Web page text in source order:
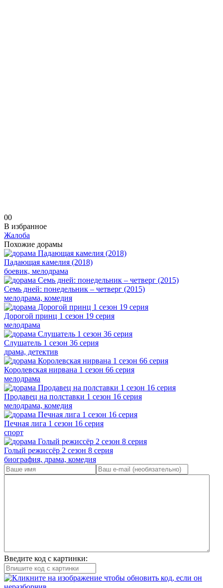
00
В избранное
Жалоба
Похожие дорамы
Падающая камелия (2018)
боевик, мелодрама
Семь дней: понедельник – четверг (2015)
мелодрама, комедия
Дорогой принц 1 сезон 19 серия
мелодрама
Слушатель 1 сезон 36 серия
драма, детектив
Королевская нирвана 1 сезон 66 серия
мелодрама
Продавец на полставки 1 сезон 16 серия
мелодрама, комедия
Печная лига 1 сезон 16 серия
спорт
Голый режиссёр 2 сезон 8 серия
биография, драма, комедия
Введите код с картинки: